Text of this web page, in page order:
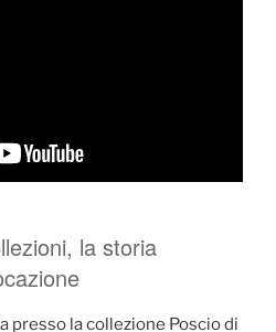
la storia
presso la collezione Poscio di